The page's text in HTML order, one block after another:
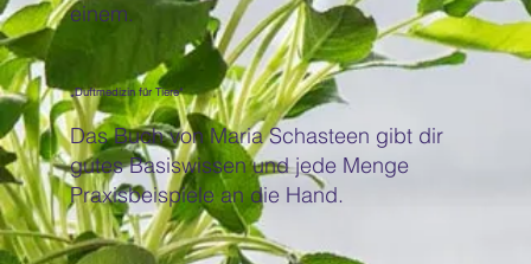
einem.
„Duftmedizin für Tiere“
Das Buch von Maria Schasteen gibt dir
gutes Basiswissen und jede Menge
Praxisbeispiele an die Hand.